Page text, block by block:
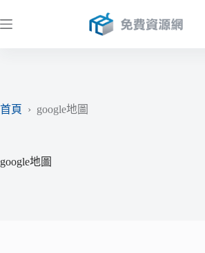
至
首頁
› google地圖
google地圖